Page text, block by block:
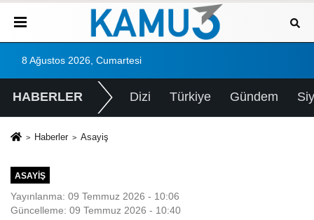
8 Ağustos 2026, Cumartesi
HABERLER Dizi Türkiye Gündem
Haberler Asayiş
ASAYIŞ
Yayınlanma: 09 Temmuz 2026 - 10:06
Güncelleme: 09 Temmuz 2026 - 10:40